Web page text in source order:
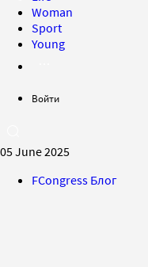
Woman
Sport
Young
Войти
05 June 2025
FCongress Блог